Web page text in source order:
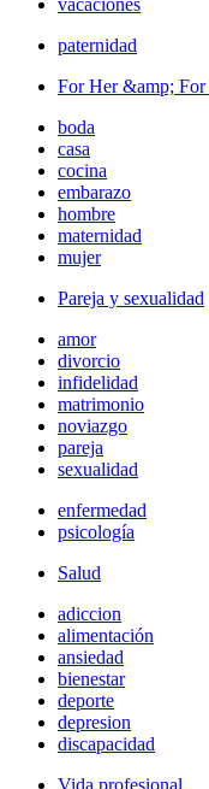
vacaciones
paternidad
For Her &amp; For
boda
casa
cocina
embarazo
hombre
maternidad
mujer
Pareja y sexualidad
amor
divorcio
infidelidad
matrimonio
noviazgo
pareja
sexualidad
enfermedad
psicología
Salud
adiccion
alimentación
ansiedad
bienestar
deporte
depresion
discapacidad
Vida profesional